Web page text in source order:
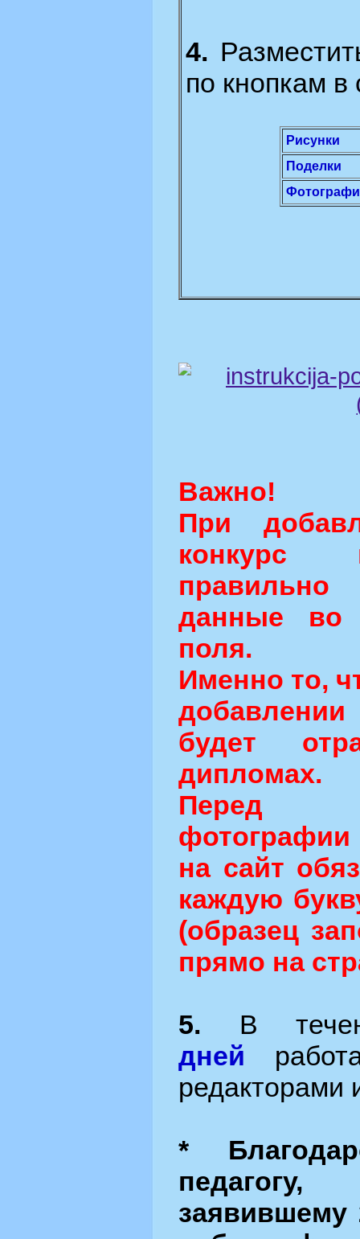
4.
по кнопкам
Рисунки
Поделки
Важно!
При
конкурс
данные во
поля.
Именно то,
будет
дипломах.
Перед
фотографии
на сайт
каждую
(образец
прямо на
5. В
дней
редакторами
*
заявившему